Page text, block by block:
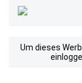
Um dieses